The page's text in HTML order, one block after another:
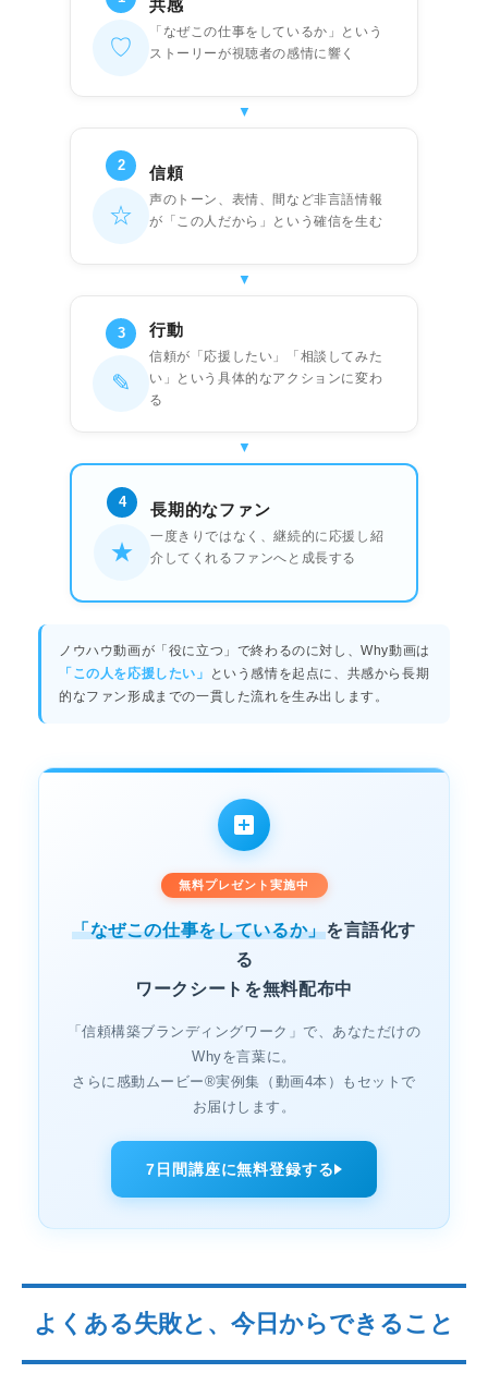
♡
共感
「なぜこの仕事をしているか」という
ストーリーが視聴者の感情に響く
2
☆
信頼
声のトーン、表情、間など非言語情報
が「この人だから」という確信を生む
3
✎
行動
信頼が「応援したい」「相談してみた
い」という具体的なアクションに変わ
る
4
★
長期的なファン
一度きりではなく、継続的に応援し紹
介してくれるファンへと成長する
ノウハウ動画が「役に立つ」で終わるのに対し、Why動画は
「この人を応援したい」
という感情を起点に、共感から長期
的なファン形成までの一貫した流れを生み出します。
無料プレゼント実施中
「なぜこの仕事をしているか」を言語化す
る
ワークシートを無料配布中
「信頼構築ブランディングワーク」で、あなただけの
Whyを言葉に。
さらに感動ムービー®実例集（動画4本）もセットで
お届けします。
7日間講座に無料登録する
よくある失敗と、今日からできること